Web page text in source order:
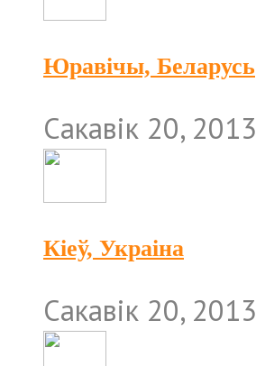
Юравічы, Беларусь
Сакавік 20, 2013
Кіеў, Украіна
Сакавік 20, 2013